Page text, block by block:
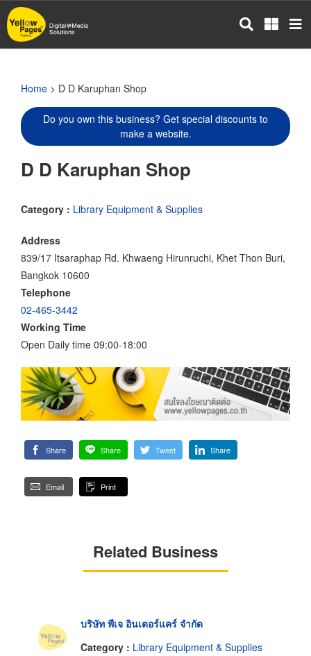
Skip
to
main
Home > D D Karuphan Shop
Do you own this business? Get special discounts to
make a website.
D D Karuphan Shop
Category : Library Equipment & Supplies
Address
839/17 Itsaraphap Rd. Khwaeng Hirunruchi, Khet Thon Buri,
Bangkok 10600
Telephone
02-465-3442
Working Time
Open Daily time 09:00-18:00
Share Share Tweet Share
Email Print
Related Business
บริษัท พีเจ อินเตอร์แคร์ จำกัด
Category : Library Equipment & Supplies